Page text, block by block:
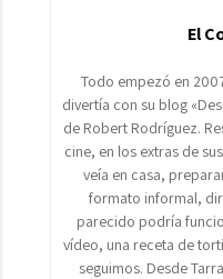
El
Todo empezó en
divertía con su blog
de Robert Rodríguez.
cine, en los extras de
veía en casa,
formato informal,
parecido podría
vídeo, una receta de
seguimos. Desde